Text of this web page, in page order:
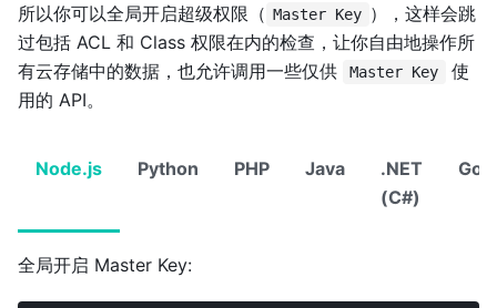
所以你可以全局开启超级权限（ Master Key ），这样会跳
过包括 ACL 和 Class 权限在内的检查，让你自由地操作所
有云存储中的数据，也允许调用一些仅供
Master Key
使
用的 API。
Node.js Python PHP Java
.NET
(C#)
Go
全局开启 Master Key: